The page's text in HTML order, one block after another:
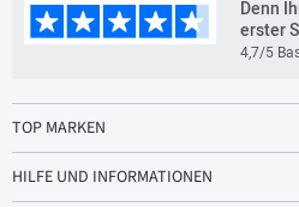
Denn
erster
4,7/5
TOP MARKEN
HILFE UND INFORMATIONEN